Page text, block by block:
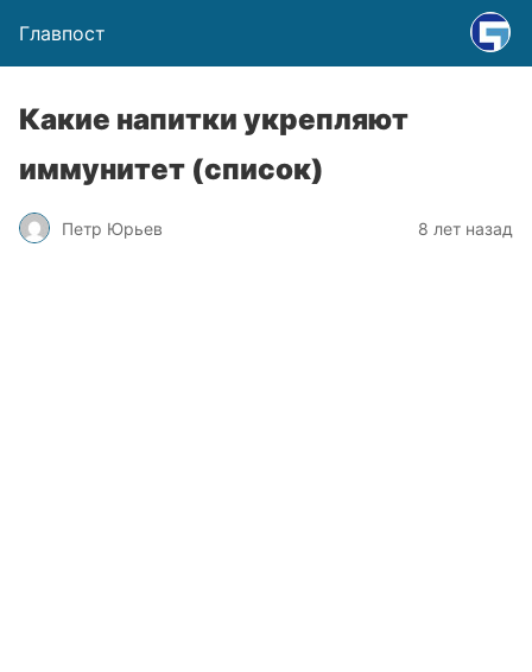
Главпост
Какие напитки укрепляют
иммунитет (список)
Петр Юрьев 8 лет назад